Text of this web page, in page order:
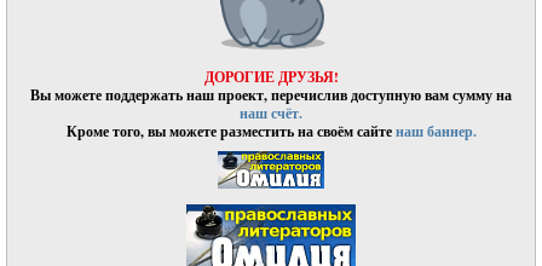
ДОРОГИЕ ДРУЗЬЯ!
Вы можете поддержать наш проект, перечислив доступную вам сумму на
наш счёт.
Кроме того, вы можете разместить на своём сайтенаш баннер.